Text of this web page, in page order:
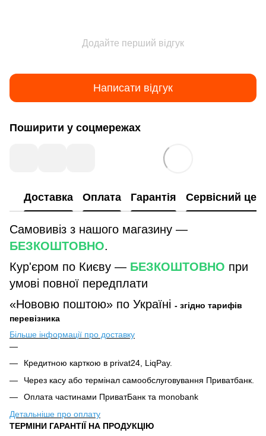
Додайте перший відгук
Написати відгук
Поширити у соцмережах
Доставка Оплата Гарантія Сервісний
Самовивіз з нашого магазину —
БЕЗКОШТОВНО.
Кур'єром по Києву — БЕЗКОШТОВНО при
умові повної передплати
«Нововю поштою» по Україні - згідно тарифів
перевізника
Більше інформації про доставку
Кредитною карткою в privat24, LiqPay.
Через касу або термінал самообслуговування Приватбанк.
Оплата частинами ПриватБанк та monobank
Детальніше про оплату
ТЕРМІНИ ГАРАНТІЇ НА ПРОДУКЦІЮ